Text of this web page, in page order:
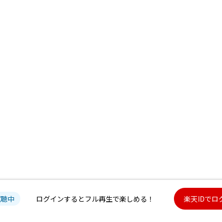
中 ログインするとフル再生で楽しめる！ 楽天IDでロ